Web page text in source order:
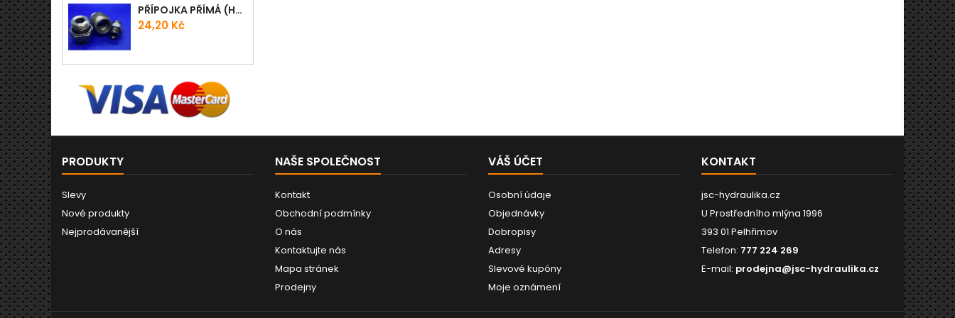
PŘÍPOJKA PŘÍMÁ (HRDLO) GES - WD
Cena
24,20 Kč
PRODUKTY
Slevy
Nové produkty
Nejprodávanější
NAŠE SPOLEČNOST
Kontakt
Obchodní podmínky
O nás
Kontaktujte nás
Mapa stránek
Prodejny
VÁŠ ÚČET
Osobní údaje
Objednávky
Dobropisy
Adresy
Slevové kupóny
Moje oznámení
KONTAKT
jsc-hydraulika.cz
U Prostředního mlýna 1996
393 01 Pelhřimov
Telefon: 777 224 269
E-mail: prodejna@jsc-hydraulika.cz